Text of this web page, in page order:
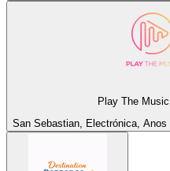
Play The
San Sebastian, Electrónica,